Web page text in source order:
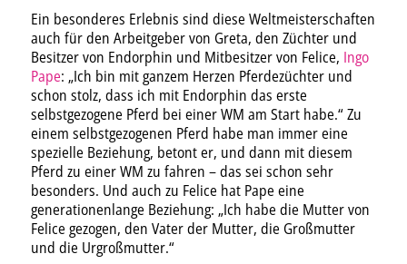
Ein besonderes Erlebnis sind diese Weltmeisterschaften
auch für den Arbeitgeber von Greta, den Züchter und
Besitzer von Endorphin und Mitbesitzer von Felice, Ingo
Pape: „Ich bin mit ganzem Herzen Pferdezüchter und
schon stolz, dass ich mit Endorphin das erste
selbstgezogene Pferd bei einer WM am Start habe.“ Zu
einem selbstgezogenen Pferd habe man immer eine
spezielle Beziehung, betont er, und dann mit diesem
Pferd zu einer WM zu fahren – das sei schon sehr
besonders. Und auch zu Felice hat Pape eine
generationenlange Beziehung: „Ich habe die Mutter von
Felice gezogen, den Vater der Mutter, die Großmutter
und die Urgroßmutter.“